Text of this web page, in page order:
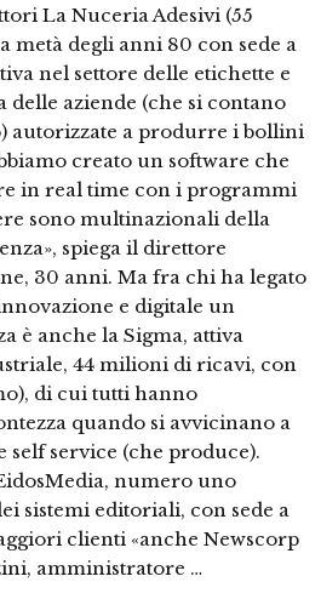
La Nuceria Adesivi (55
metà degli anni 80 con sede a
nel settore delle etichette e
delle aziende (che si contano
autorizzate a produrre i bollini
creato un software che
in real time con i programmi
sono multinazionali della
spiega il direttore
30 anni. Ma fra chi ha legato
e digitale un
è anche la Sigma, attiva
44 milioni di ricavi, con
di cui tutti hanno
quando si avvicinano a
self service (che produce).
numero uno
sistemi editoriali, con sede a
clienti «anche Newscorp
amministratore …